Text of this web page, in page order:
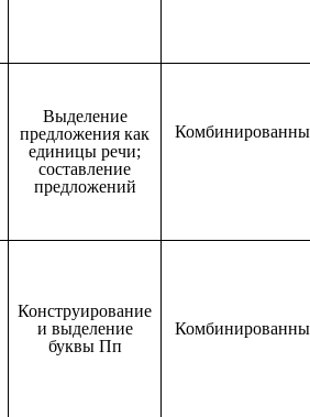
Выделение
предложения как
единицы речи;
составление
предложений
Конструирование
и выделение
буквы Пп